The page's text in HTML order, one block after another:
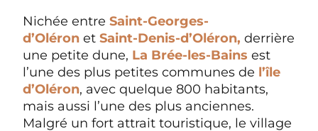
Nichée entre Saint-Georges-
d’Oléron et Saint-Denis-d’Oléron, derrière
une petite dune, La Brée-les-Bains est
l’une des plus petites communes de l’île
d’Oléron, avec quelque 800 habitants,
mais aussi l’une des plus anciennes.
Malgré un fort attrait touristique, le village